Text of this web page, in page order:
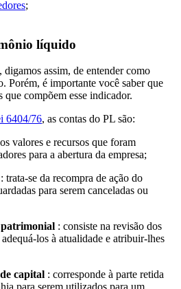
;
líquido
digamos assim, de entender como
Porém, é importante você saber que
compõem esse indicador.
6404/76, as contas do PL são:
valores e recursos que foram
para a abertura da empresa;
: trata-se da recompra de ação do
para serem canceladas ou
patrimonial : consiste na revisão dos
los à atualidade e atribuir-lhes
capital : corresponde à parte retida